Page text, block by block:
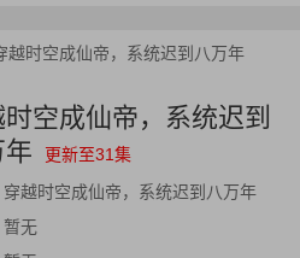
越时空成仙帝，系统迟到八万年
空成仙帝，系统迟到
年
更新至31集
穿越时空成仙帝，系统迟到八万年
暂无